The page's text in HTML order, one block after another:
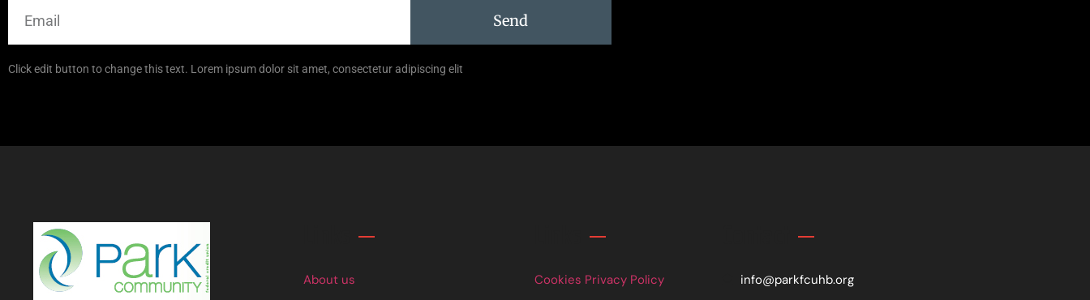
Send
Click edit button to change this text. Lorem ipsum dolor sit amet, consectetur adipiscing elit
About us
Cookies Privacy Policy
info@parkfcuhb.org